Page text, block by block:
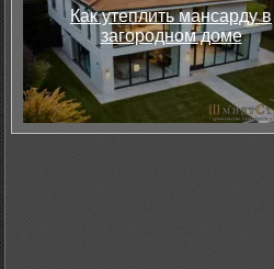
Как утеплить мансарду в
загородном доме